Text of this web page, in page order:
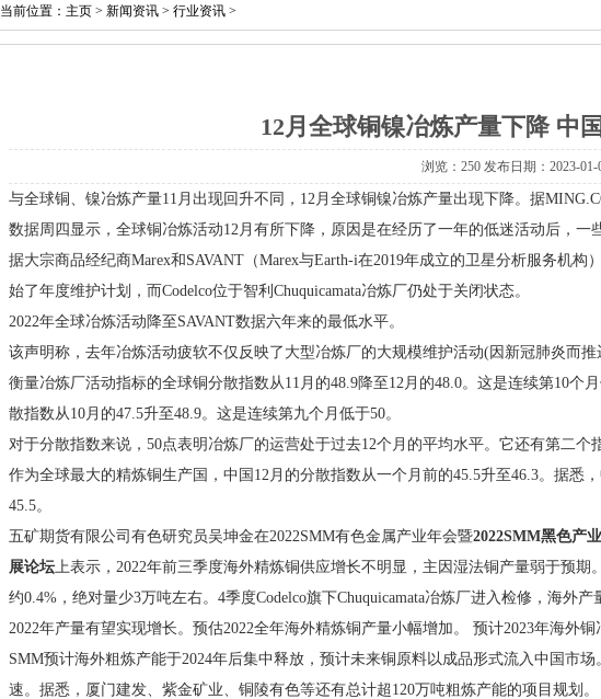
当前位置： 主页 > 新闻资讯 > 行业资讯 >
12月全球铜镍冶炼产量下降 中
浏览： 250 发布日期：2023-01-
与全球铜、镍冶炼产量11月出现回升不同，12月全球铜镍冶炼产量出现下降。据
数据周四显示，全球铜冶炼活动12月有所下降，原因是在经历了一年的低迷活动后，一
据大宗商品经纪商Marex和SAVANT（Marex与Earth-i在2019年成立的卫星分析服务机
始了年度维护计划，而Codelco位于智利Chuquicamata冶炼厂仍处于关闭状态。
2022年全球冶炼活动降至SAVANT数据六年来的最低水平。
该声明称，去年冶炼活动疲软不仅反映了大型冶炼厂的大规模维护活动(因新冠肺炎而推
衡量冶炼厂活动指标的全球铜分散指数从11月的48.9降至12月的48.0。这是连续第10个
散指数从10月的47.5升至48.9。这是连续第九个月低于50。
对于分散指数来说，50点表明冶炼厂的运营处于过去12个月的平均水平。它还有第二个
作为全球最大的精炼铜生产国，中国12月的分散指数从一个月前的45.5升至46.3。据悉
45.5。
五矿期货有限公司有色研究员吴坤金在2022SMM有色金属产业年会暨2022SMM黑色产
展论坛上表示，2022年前三季度海外精炼铜供应增长不明显，主因湿法铜产量弱于预
约0.4%，绝对量少3万吨左右。4季度Codelco旗下Chuquicamata冶炼厂进入检修，海外
2022年产量有望实现增长。预估2022全年海外精炼铜产量小幅增加。 预计2023年海外铜
SMM预计海外粗炼产能于2024年后集中释放，预计未来铜原料以成品形式流入中国市
速。据悉，厦门建发、紫金矿业、铜陵有色等还有总计超120万吨粗炼产能的项目规划。